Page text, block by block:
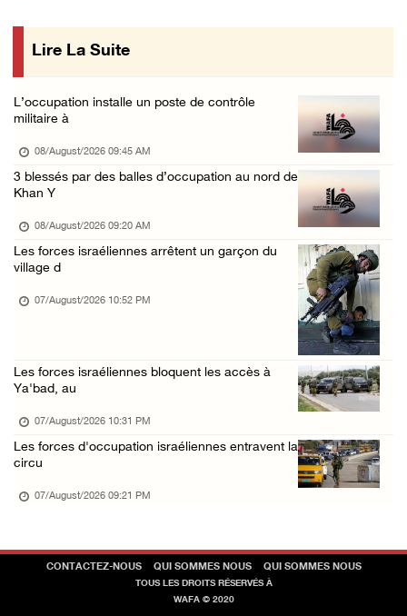
Incursions et barrages improvisés : les colo ...
« La force ne garantira ni sécurité ni stabi ...
Khalayel al-Louz : des colons attaquent un c ...
07/August/2026 01:53 PM
Nouvelle attaque de colons à Ramallah : une ...
07/August/2026 12:31 PM
Lire La Suite
L’occupation installe un poste de contrôle
militaire à
08/August/2026 09:45 AM
3 blessés par des balles d’occupation au nord de
Khan Y
08/August/2026 09:20 AM
Les forces israéliennes arrêtent un garçon du
village d
07/August/2026 10:52 PM
Les forces israéliennes bloquent les accès à
Ya'bad, au
07/August/2026 10:31 PM
Les forces d'occupation israéliennes entravent la
circu
07/August/2026 09:21 PM
CONTACTEZ-NOUS QUI SOMMES NOUS QUI SOMMES NOUS
TOUS LES DROITS RÉSERVÉS À
WAFA © 2020